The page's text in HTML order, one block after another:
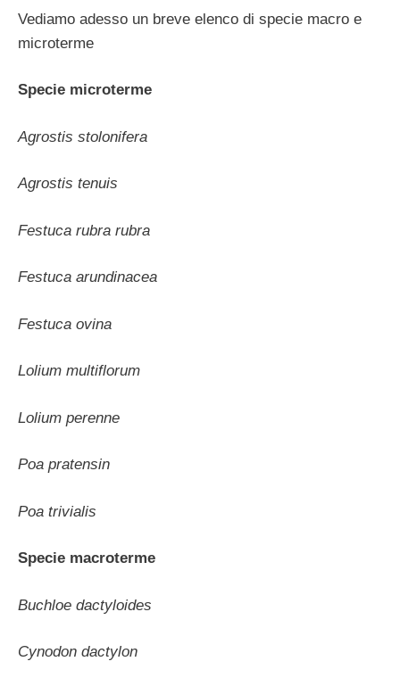
Vediamo adesso un breve elenco di specie macro e
microterme
Specie microterme
Agrostis stolonifera
Agrostis tenuis
Festuca rubra rubra
Festuca arundinacea
Festuca ovina
Lolium multiflorum
Lolium perenne
Poa pratensin
Poa trivialis
Specie macroterme
Buchloe dactyloides
Cynodon dactylon